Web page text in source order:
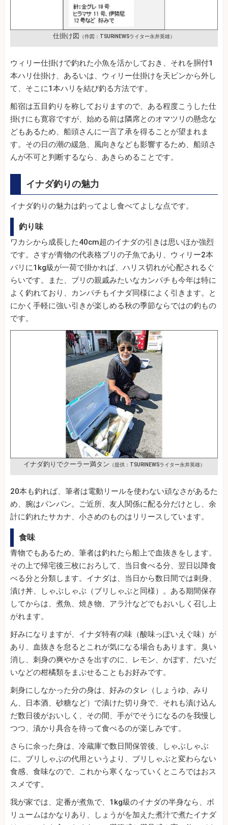
仕掛け図 （作図：TSURINEWSライター永井英雄）
ウィリー仕掛けで釣れた小魚を活かしておき、それを胴付1
本ハリ仕掛け、あるいは、ウィリー仕掛けを天ビンから外し
て、そこに1本ハリを結び釣る方法です。
船宿は五目釣りを称しておりますので、ある程度こうした仕
掛けにも寛容ですが、始める前は隣席とのオマツリの懸念な
どもあるため、船頭さんに一言了承を得ることが望まれま
す。その日の潮の緩急、風向きなども影響するため、船頭さ
んが不可と判断するなら、あきらめることです。
イナダ釣りの魅力
イナダ釣りの魅力は釣ってよし食べてよしな点です。
釣り味
ワカシから成長した40cm超のイナダの引きは思いほか強烈
です。さすが青物の代表格ブリの子魚であり、ウィリー2本
バリに1kg級が一荷で掛かれば、ハリス切れが心配されるぐ
らいです。また、ブリの親戚みたいなカンパチも今年は特に
よく釣れており、カンパチもイナダ同様によく引きます。と
にかく手軽に強い引きが楽しめる秋の季節ならではの釣もの
です。
イナダ釣りでクーラー満タン （提供：TSURINEWSライター永井英雄）
20本も釣れば、筆者は電動リールを使わない頑なさがあるた
め、腕はパンパン。ご近所、友人関係に配る分だけとし、余
計に釣れたサカナ、小さめのものはリリースしています。
食味
青物でもあるため、筆者は釣れたら船上で血抜きをします。
その上で帰宅後三枚におろして、当日食べる分、翌日以降食
べる分と分類します。イナダは、当日から数日間では刺身、
漬け丼、しゃぶしゃぶ（ブリしゃぶと同様）。ある期間保存
してからは、煮魚、焼き物、アラ汁などでもおいしく召し上
がれます。
好みになりますが、イナダ特有の味（酸味っぽいえぐ味）が
あり、血抜きを怠るとこれが気になる場合もあります。臭い
消し、刺身の爽やかさを出すのに、レモン、かぼす、だいだ
いなどの柑橘類をまぶせることもお好みです。
刺身にしなかった分の身は、好みのタレ（しょうゆ、みり
ん、日本酒、砂糖など）で漬けた切り身で、それも漬け込ん
だ数日後がおいしく、その間、手がでそうになるのを我慢し
つつ、漬かり具合を待って食べるのが楽しみです。
さらに余った身は、冷蔵庫で数日間保管後、しゃぶしゃぶ
に。ブリしゃぶの代用というより、ブリしゃぶと変わらない
食感、食味なので、これから寒くなっていくところではおス
スメです。
我が家では、定番が煮魚で、1kg級のイナダの半身なら、ボ
リュームはかなりあり、しょうがを加えた煮汁で煮たイナダ